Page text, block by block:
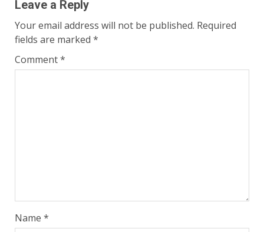
Leave a Reply
Your email address will not be published. Required
fields are marked *
Comment*
Name *